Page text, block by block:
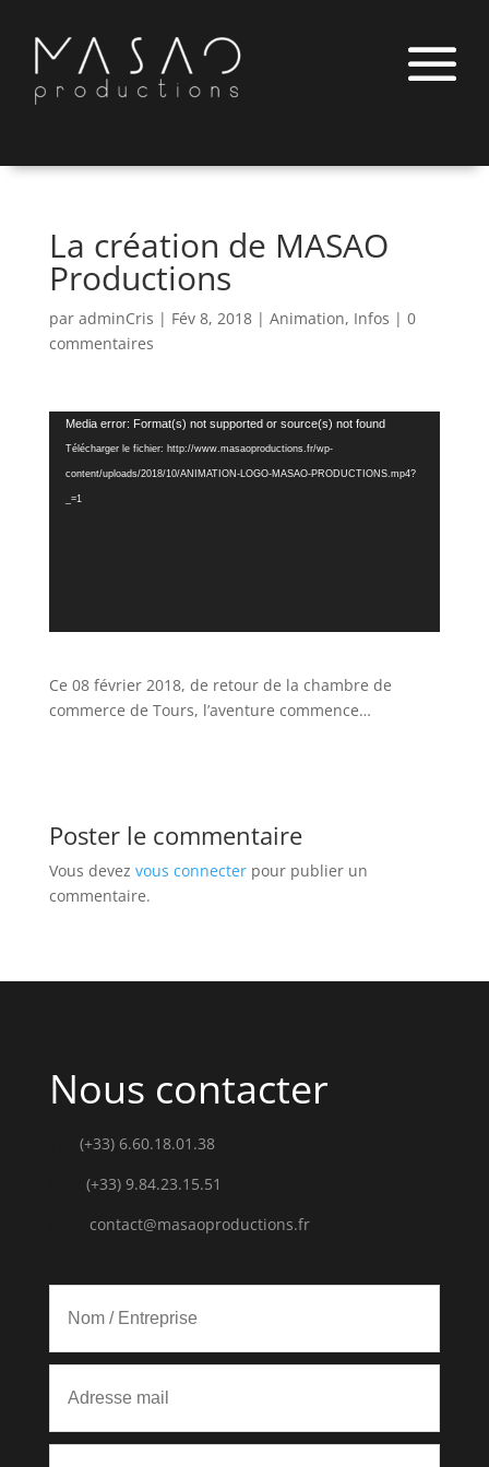
La création de MASAO
Productions
par adminCris | Fév 8, 2018| Animation, Infos | 0
commentaires
Lecteur
vidéo
Media error: Format(s) not supported or source(s) not found
Télécharger le fichier: http://www.masaoproductions.fr/wp-
content/uploads/2018/10/ANIMATION-LOGO-MASAO-PRODUCTIONS.mp4?
_=1
Ce 08 février 2018, de retour de la chambre de
commerce de Tours, l’aventure commence…
Poster le commentaire
Vous devez vous connecterpour publier un
commentaire.
Nous contacter
(+33) 6.60.18.01.38
(+33) 9.84.23.15.51
contact@masaoproductions.fr